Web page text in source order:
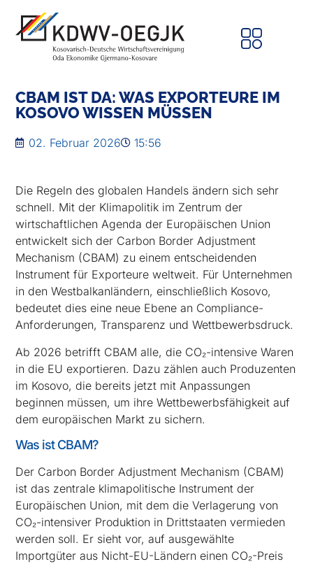
CBAM IST DA: WAS EXPORTEURE IM
KOSOVO WISSEN MÜSSEN
02. Februar 2026 15:56
Die Regeln des globalen Handels ändern sich sehr
schnell. Mit der Klimapolitik im Zentrum der
wirtschaftlichen Agenda der Europäischen Union
entwickelt sich der Carbon Border Adjustment
Mechanism (CBAM) zu einem entscheidenden
Instrument für Exporteure weltweit. Für Unternehmen
in den Westbalkanländern, einschließlich Kosovo,
bedeutet dies eine neue Ebene an Compliance-
Anforderungen, Transparenz und Wettbewerbsdruck.
Ab 2026 betrifft CBAM alle, die CO₂-intensive Waren
in die EU exportieren. Dazu zählen auch Produzenten
im Kosovo, die bereits jetzt mit Anpassungen
beginnen müssen, um ihre Wettbewerbsfähigkeit auf
dem europäischen Markt zu sichern.
Was ist CBAM?
Der Carbon Border Adjustment Mechanism (CBAM)
ist das zentrale klimapolitische Instrument der
Europäischen Union, mit dem die Verlagerung von
CO₂-intensiver Produktion in Drittstaaten vermieden
werden soll. Er sieht vor, auf ausgewählte
Importgüter aus Nicht-EU-Ländern einen CO₂-Preis